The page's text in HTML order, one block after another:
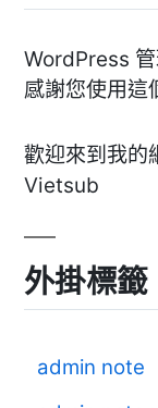
WordPress 管
感謝您使用這
歡迎來到我
Vietsub
外掛標籤
admin note